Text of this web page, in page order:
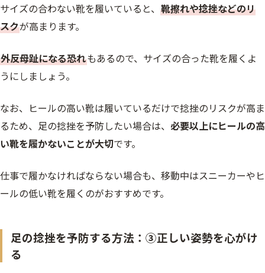
サイズの合わない靴を履いていると、 靴擦れや捻挫などのリ
スクが高まります。
外反母趾になる恐れもあるので、サイズの合った靴を履くよ
うにしましょう。
なお、ヒールの高い靴は履いているだけで捻挫のリスクが高ま
るため、足の捻挫を予防したい場合は、 必要以上にヒールの高
い靴を履かないことが大切です。
仕事で履かなければならない場合も、移動中はスニーカーやヒ
ールの低い靴を履くのがおすすめです。
足の捻挫を予防する方法：③正しい姿勢を心がけ
る